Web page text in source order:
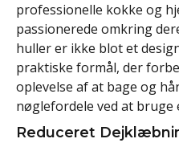
professionelle kokke og
passionerede omkring
huller er ikke blot et
praktiske formål, der
oplevelse af at bage og
nøglefordele ved at bruge
Reduceret